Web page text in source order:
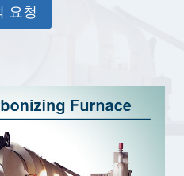
요청